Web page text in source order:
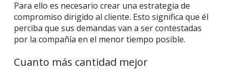
Para ello es necesario crear una estrategia de
compromiso dirigido al cliente. Esto significa que él
perciba que sus demandas van a ser contestadas
por la compañía en el menor tiempo posible.
Cuanto más cantidad mejor